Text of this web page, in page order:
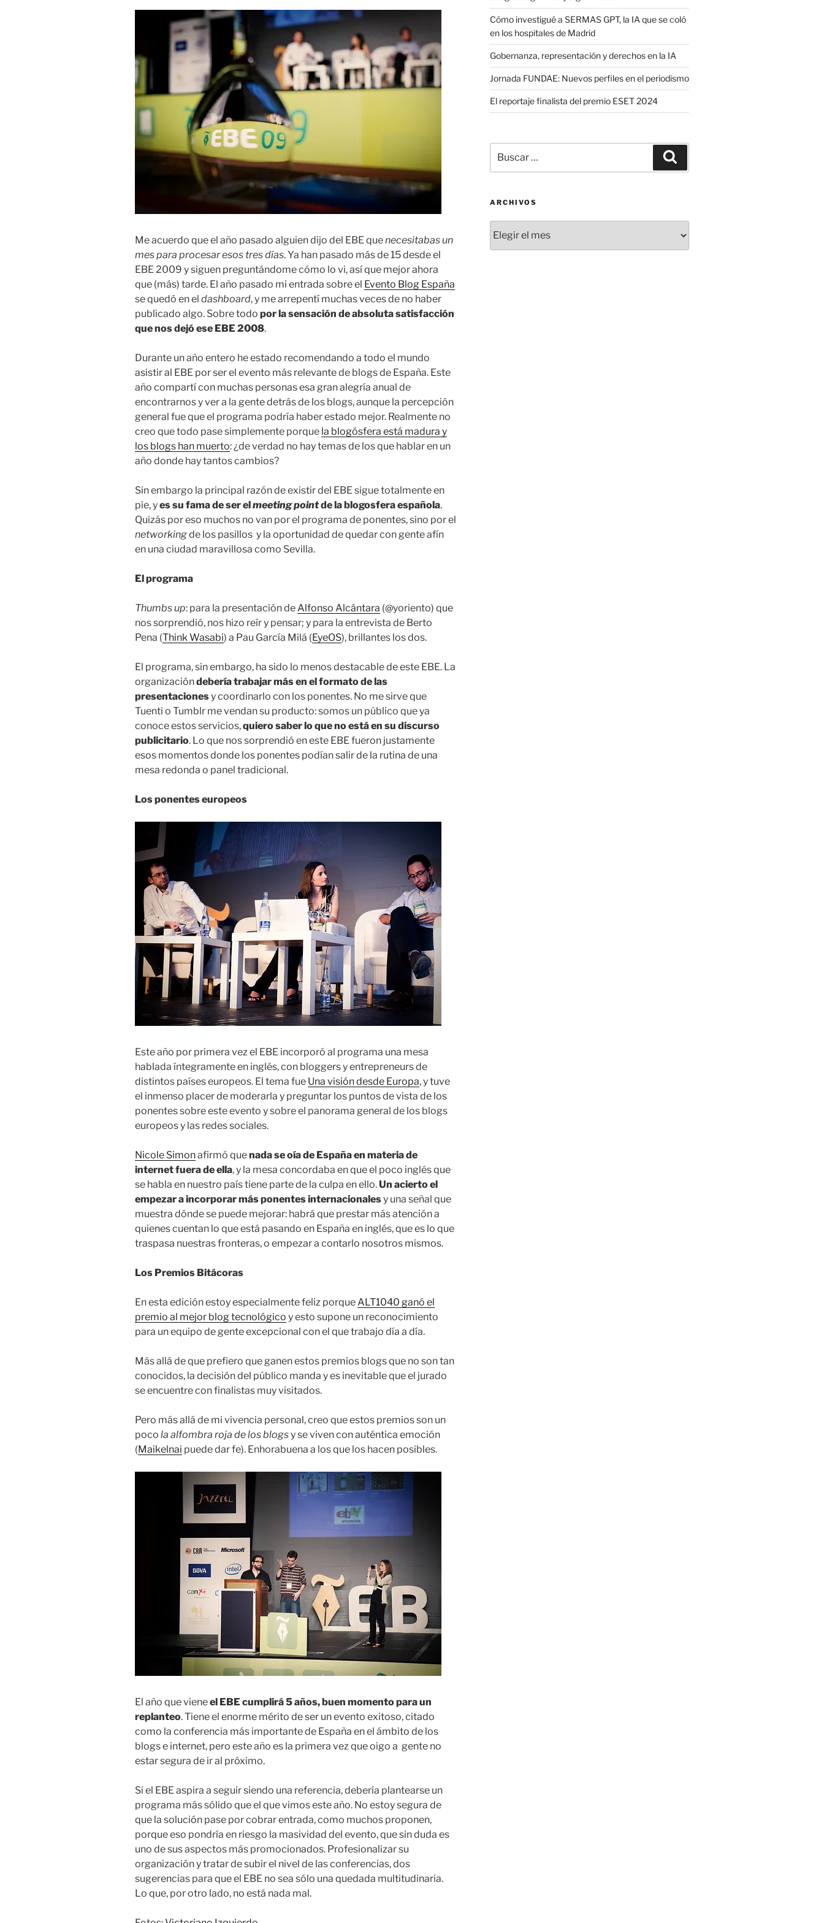
Me acuerdo que el año pasado alguien dijo del EBE quenecesitabas un
mes para procesar esos tres días. Ya han pasado más de 15 desde el
EBE 2009 y siguen preguntándome cómo lo vi, así que mejor ahora
que (más) tarde. El año pasado mi entrada sobre el Evento Blog España
se quedó en el dashboard, y me arrepentí muchas veces de no haber
publicado algo. Sobre todo por la sensación de absoluta satisfacción
que nos dejó ese EBE 2008.
Durante un año entero he estado recomendando a todo el mundo
asistir al EBE por ser el evento más relevante de blogs de España. Este
año compartí con muchas personas esa gran alegría anual de
encontrarnos y ver a la gente detrás de los blogs, aunque la percepción
general fue que el programa podría haber estado mejor. Realmente no
creo que todo pase simplemente porque la blogósfera está madura y
los blogs han muerto: ¿de verdad no hay temas de los que hablar en un
año donde hay tantos cambios?
Sin embargo la principal razón de existir del EBE sigue totalmente en
pie, yes su fama de ser elmeeting pointde la blogosfera española.
Quizás por eso muchos no van por el programa de ponentes, sino por el
networkingde los pasillos y la oportunidad de quedar con gente afín
en una ciudad maravillosa como Sevilla.
El programa
Thumbs up: para la presentación de Alfonso Alcántara (@yoriento) que
nos sorprendió, nos hizo reír y pensar; y para la entrevista de Berto
Pena (Think Wasabi) a Pau García Milá (EyeOS), brillantes los dos.
El programa, sin embargo, ha sido lo menos destacable de este EBE. La
organizacióndebería trabajar más en el formato de las
presentacionesy coordinarlo con los ponentes. No me sirve que
Tuenti o Tumblr me vendan su producto: somos un público que ya
conoce estos servicios,quiero saber lo que no está en su discurso
publicitario. Lo que nos sorprendió en este EBE fueron justamente
esos momentos donde los ponentes podían salir de la rutina de una
mesa redonda o panel tradicional.
Los ponentes europeos
Este año por primera vez el EBE incorporó al programa una mesa
hablada íntegramente en inglés, con bloggers y entrepreneurs de
distintos países europeos. El tema fue Una visión desde Europa, y tuve
el inmenso placer de moderarla y preguntar los puntos de vista de los
ponentes sobre este evento y sobre el panorama general de los blogs
europeos y las redes sociales.
Nicole Simonafirmó quenada se oía de España en materia de
internet fuera de ella, y la mesa concordaba en que el poco inglés que
se habla en nuestro país tiene parte de la culpa en ello.Un acierto el
empezar a incorporar más ponentes internacionalesy una señal que
muestra dónde se puede mejorar: habrá que prestar más atención a
quienes cuentan lo que está pasando en España en inglés, que es lo que
traspasa nuestras fronteras, o empezar a contarlo nosotros mismos.
Los Premios Bitácoras
En esta edición estoy especialmente feliz porque ALT1040 ganó el
premio al mejor blog tecnológico y esto supone un reconocimiento
para un equipo de gente excepcional con el que trabajo día a día.
Más allá de que prefiero que ganen estos premios blogs que no son tan
conocidos, la decisión del público manda y es inevitable que el jurado
se encuentre con finalistas muy visitados.
Pero más allá de mi vivencia personal, creo que estos premios son un
poco la alfombra roja de los blogsy se viven con auténtica emoción
(Maikelnai puede dar fe). Enhorabuena a los que los hacen posibles.
El año que vieneel EBE cumplirá 5 años, buen momento para un
replanteo. Tiene el enorme mérito de ser un evento exitoso, citado
como la conferencia más importante de España en el ámbito de los
blogs e internet, pero este año es la primera vez que oigo a gente no
estar segura de ir al próximo.
Si el EBE aspira a seguir siendo una referencia, debería plantearse un
programa más sólido que el que vimos este año. No estoy segura de
que la solución pase por cobrar entrada, como muchos proponen,
porque eso pondría en riesgo la masividad del evento, que sin duda es
uno de sus aspectos más promocionados. Profesionalizar su
organización y tratar de subir el nivel de las conferencias, dos
sugerencias para que el EBE no sea sólo una quedada multitudinaria.
Lo que, por otro lado, no está nada mal.
Cómo investigué a SERMAS GPT, la IA que se coló
en los hospitales de Madrid
Gobernanza, representación y derechos en la IA
Jornada FUNDAE: Nuevos perfiles en el periodismo
El reportaje finalista del premio ESET 2024
por:
ARCHIVOS